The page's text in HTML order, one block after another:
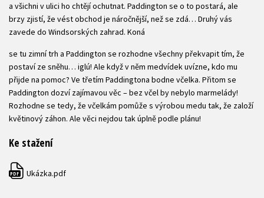
a všichni v ulici ho chtějí ochutnat. Paddington se o to postará, ale
brzy zjistí, že vést obchod je náročnější, než se zdá… Druhý vás
zavede do Windsorských zahrad. Koná
se tu zimní trh a Paddington se rozhodne všechny překvapit tím, že
postaví ze sněhu… iglú! Ale když v něm medvídek uvízne, kdo mu
přijde na pomoc? Ve třetím Paddingtona bodne včelka. Přitom se
Paddington dozví zajímavou věc – bez včel by nebylo marmelády!
Rozhodne se tedy, že včelkám pomůže s výrobou medu tak, že založí
květinový záhon. Ale věci nejdou tak úplně podle plánu!
Ke stažení
PDF Ukázka.pdf